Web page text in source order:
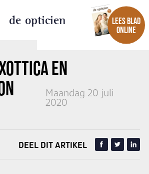
de opticien
LEES BLAD
ONLINE
EN
Maandag 20 juli
2020
DEEL DIT ARTIKEL